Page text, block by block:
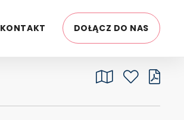
KONTAKT DOŁĄCZ DO NAS
15 000 PLN